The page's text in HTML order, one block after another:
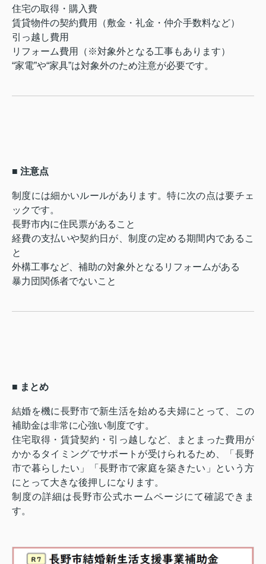
住宅の取得・購入費
賃貸物件の契約費用（敷金・礼金・仲介手数料など）
引っ越し費用
リフォーム費用（※対象外となる工事もあります）
“家電”や“家具”は対象外のため注意が必要です。
■ 注意点
制度には細かいルールがあります。特に次の点は要チェ
ックです。
長野市内に住民票があること
経費の支払いや契約日が、制度の定める期間内であるこ
と
外構工事など、補助の対象外となるリフォームがある
暴力団関係者でないこと
■ まとめ
結婚を機に長野市で新生活を始める夫婦にとって、この
補助金は非常に心強い制度です。
住宅取得・賃貸契約・引っ越しなど、まとまった費用が
かかるタイミングでサポートが受けられるため、「長野
市で暮らしたい」「長野市で家庭を築きたい」という方
にとって大きな後押しになります。
制度の詳細は長野市公式ホームページにて確認できま
す。